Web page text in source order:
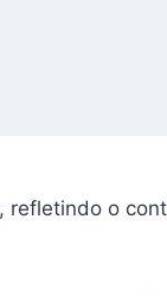
refletindo o